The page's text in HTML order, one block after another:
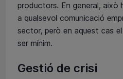
productors. En general, això
a qualsevol comunicació
sector, però en aquest cas el
ser mínim.
Gestió de crisi